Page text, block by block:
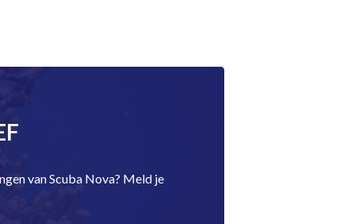
van Scuba Nova? Meld je